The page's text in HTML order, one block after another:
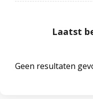
Laatst
Geen resultaten